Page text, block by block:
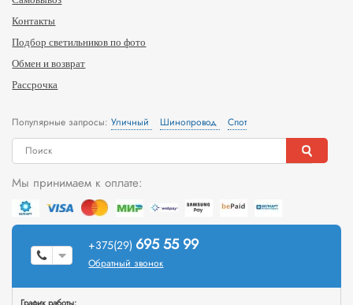
Контакты
Подбор светильников по фото
Обмен и возврат
Рассрочка
Популярные запросы:Уличный Шинопровод Спот
Мы принимаем к оплате:
+375(29) 695 55 99
Обратный звонок